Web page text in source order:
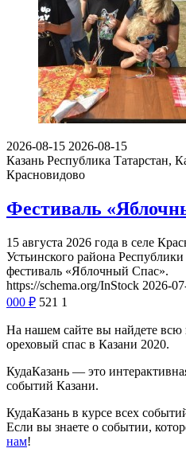
2026-08-15 2026-08-15
Казань Республика Татарстан,
Красновидово
Фестиваль
15 августа 2026 года в селе
Устьинского района Республики
фестиваль «Яблочный Спас».
https://schema.org/InStock 2026-
000 ₽ 521 1
На нашем сайте вы найдете
ореховый спас в Казани 2020.
КудаКазань — это
событий Казани.
КудаКазань в курсе всех
Если вы знаете о событии,
нам!